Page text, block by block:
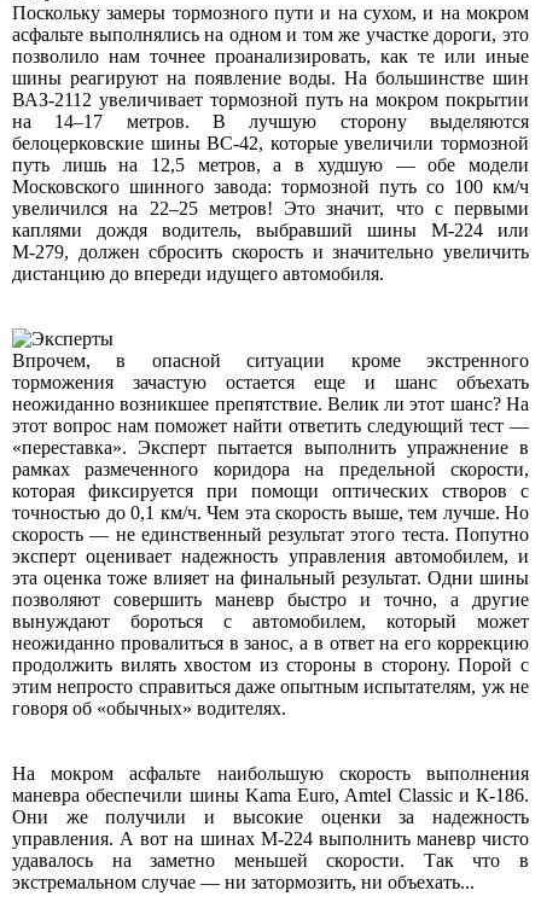
Поскольку замеры тормозного пути и на сухом, и на мокром
асфальте выполнялись на одном и том же участке дороги, это
позволило нам точнее проанализировать, как те или иные
шины реагируют на появление воды. На большинстве шин
ВАЗ-2112 увеличивает тормозной путь на мокром покрытии
на 14–17 метров. В лучшую сторону выделяются
белоцерковские шины BC-42, которые увеличили тормозной
путь лишь на 12,5 метров, а в худшую — обе модели
Московского шинного завода: тормозной путь со 100 км/ч
увеличился на 22–25 метров! Это значит, что с первыми
каплями дождя водитель, выбравший шины М-224 или
М-279, должен сбросить скорость и значительно увеличить
дистанцию до впереди идущего автомобиля.
Впрочем, в опасной ситуации кроме экстренного
торможения зачастую остается еще и шанс объехать
неожиданно возникшее препятствие. Велик ли этот шанс? На
этот вопрос нам поможет найти ответить следующий тест —
«переставка». Эксперт пытается выполнить упражнение в
рамках размеченного коридора на предельной скорости,
которая фиксируется при помощи оптических створов с
точностью до 0,1 км/ч. Чем эта скорость выше, тем лучше. Но
скорость — не единственный результат этого теста. Попутно
эксперт оценивает надежность управления автомобилем, и
эта оценка тоже влияет на финальный результат. Одни шины
позволяют совершить маневр быстро и точно, а другие
вынуждают бороться с автомобилем, который может
неожиданно провалиться в занос, а в ответ на его коррекцию
продолжить вилять хвостом из стороны в сторону. Порой с
этим непросто справиться даже опытным испытателям, уж не
говоря об «обычных» водителях.
На мокром асфальте наибольшую скорость выполнения
маневра обеспечили шины Kama Euro, Amtel Classic и К-186.
Они же получили и высокие оценки за надежность
управления. А вот на шинах M-224 выполнить маневр чисто
удавалось на заметно меньшей скорости. Так что в
экстремальном случае — ни затормозить, ни объехать...